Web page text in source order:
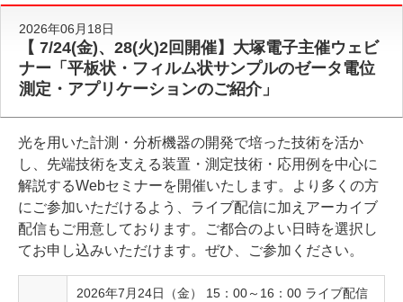
2026年06月18日
【 7/24(金)、28(火)2回開催】大塚電子主催ウェビ
ナー「平板状・フィルム状サンプルのゼータ電位
測定・アプリケーションのご紹介」
光を用いた計測・分析機器の開発で培った技術を活か
し、先端技術を支える装置・測定技術・応用例を中心に
解説するWebセミナーを開催いたします。より多くの方
にご参加いただけるよう、ライブ配信に加えアーカイブ
配信もご用意しております。ご都合のよい日時を選択し
てお申し込みいただけます。ぜひ、ご参加ください。
2026年7月24日（金） 15：00～16：00 ライブ配信